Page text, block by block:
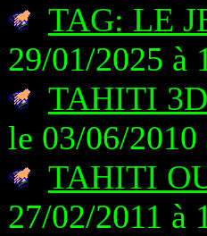
TAG: LE
29/01/2025 à
TAHITI
le 03/06/2010
TAHITI
27/02/2011 à